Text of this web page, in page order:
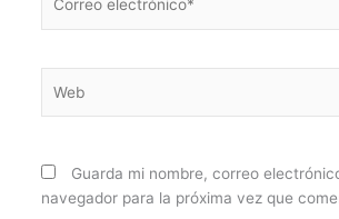
electrónico*
Guarda mi nombre, correo
navegador para la próxima vez que